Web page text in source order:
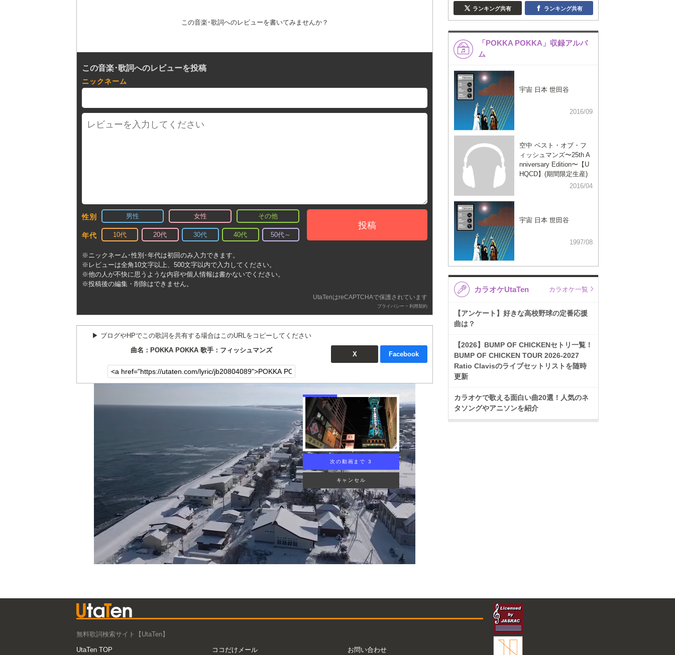
この音楽･歌詞へのレビューを書いてみませんか？
この音楽･歌詞へのレビューを投稿
ニックネーム
性別 男性 女性 その他
年代 10代 20代 30代 40代 50代～
投稿
※ニックネーム･性別･年代は初回のみ入力できます。
※レビューは全角10文字以上、500文字以内で入力してください。
※他の人が不快に思うような内容や個人情報は書かないでください。
※投稿後の編集・削除はできません。
UtaTenはreCAPTCHAで保護されています
プライバシー - 利用契約
▶︎ ブログやHPでこの歌詞を共有する場合はこのURLをコピーしてください
曲名：POKKA POKKA 歌手：フィッシュマンズ
X Facebook
次の動画まで 2
キャンセル
ランキング共有 ランキング共有
「POKKA POKKA」収録アルバ
ム
宇宙 日本 世田谷
2016/09
空中 ベスト・オブ・フ
ィッシュマンズ〜25th A
nniversary Edition〜【U
HQCD】(期間限定生産)
2016/04
宇宙 日本 世田谷
1997/08
カラオケUtaTen カラオケ一覧
【アンケート】好きな高校野球の定番応援
曲は？
【2026】BUMP OF CHICKENセトリ一覧！
BUMP OF CHICKEN TOUR 2026-2027
Ratio Clavisのライブセットリストを随時
更新
カラオケで歌える面白い曲20選！人気のネ
タソングやアニソンを紹介
無料歌詞検索サイト【UtaTen】
UtaTen TOP ココだけメール お問い合わせ